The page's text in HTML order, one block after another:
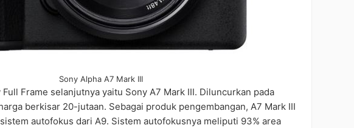
Sony Alpha A7 Mark III
Frame selanjutnya yaitu Sony A7 Mark III. Diluncurkan pada
berkisar 20-jutaan. Sebagai produk pengembangan, A7 Mark III
autofokus dari A9. Sistem autofokusnya meliputi 93% area